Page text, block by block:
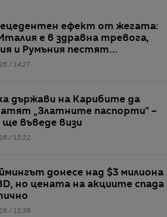
ефект от жегата:
е в здравна тревога,
и Румъния пестят
/ 14:27
държави на Карибите да
„Златните паспорти“ –
ще въведе визи
/ 13:22
донесе над $3 милиона
но цената на акциите спада
/ 12:36